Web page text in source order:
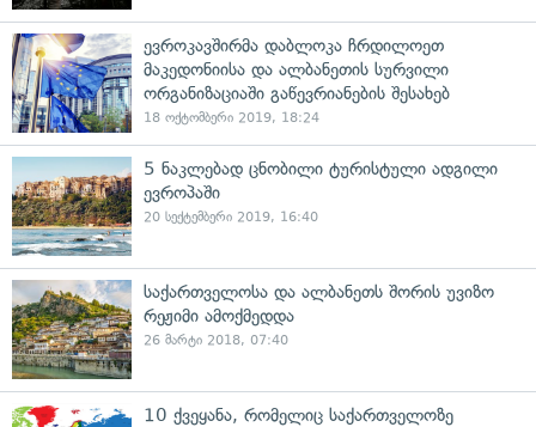
ევროკავშირმა დაბლოკა ჩრდილოეთ
მაკედონიისა და ალბანეთის სურვილი
ორგანიზაციაში გაწევრიანების შესახებ
18 ოქტომბერი 2019, 18:24
5 ნაკლებად ცნობილი ტურისტული ადგილი
ევროპაში
20 სექტემბერი 2019, 16:40
საქართველოსა და ალბანეთს შორის უვიზო
რეჟიმი ამოქმედდა
26 მარტი 2018, 07:40
10 ქვეყანა, რომელიც საქართველოზე